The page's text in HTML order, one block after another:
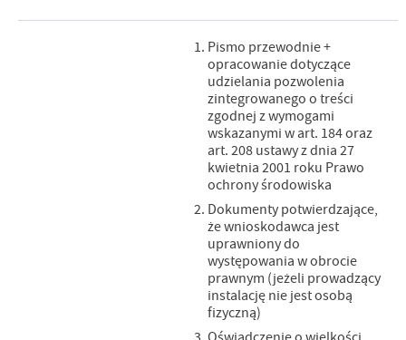
Pismo przewodnie +
opracowanie dotyczące
udzielania pozwolenia
zintegrowanego o treści
zgodnej z wymogami
wskazanymi w art. 184 oraz
art. 208 ustawy z dnia 27
kwietnia 2001 roku Prawo
ochrony środowiska
Dokumenty potwierdzające,
że wnioskodawca jest
uprawniony do
występowania w obrocie
prawnym (jeżeli prowadzący
instalację nie jest osobą
fizyczną)